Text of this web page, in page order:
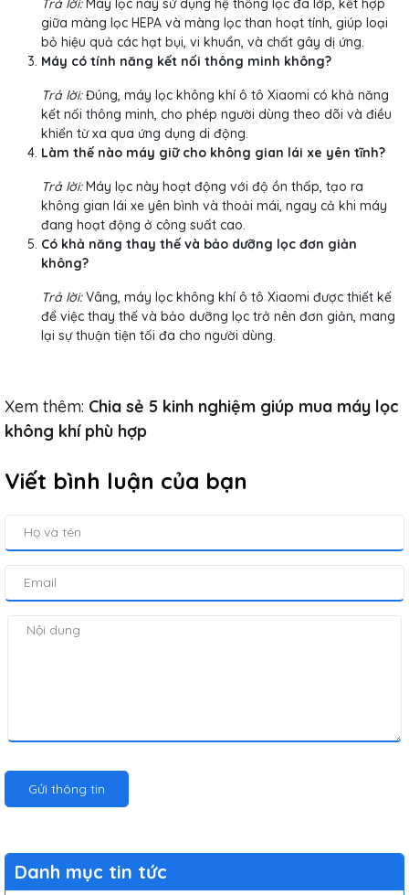
giữa màng lọc HEPA và màng lọc than hoạt tính, giúp loại
bỏ hiệu quả các hạt bụi, vi khuẩn, và chất gây dị ứng.
Máy có tính năng kết nối thông minh không?
Trả lời:Đúng, máy lọc không khí ô tô Xiaomi có khả năng
kết nối thông minh, cho phép người dùng theo dõi và điều
khiển từ xa qua ứng dụng di động.
Làm thế nào máy giữ cho không gian lái xe yên tĩnh?
Trả lời:Máy lọc này hoạt động với độ ồn thấp, tạo ra
không gian lái xe yên bình và thoải mái, ngay cả khi máy
đang hoạt động ở công suất cao.
Có khả năng thay thế và bảo dưỡng lọc đơn giản
không?
Trả lời:Vâng, máy lọc không khí ô tô Xiaomi được thiết kế
để việc thay thế và bảo dưỡng lọc trở nên đơn giản, mang
lại sự thuận tiện tối đa cho người dùng.
Xem thêm: Chia sẻ 5 kinh nghiệm giúp mua máy lọc
không khí phù hợp
Viết bình luận của bạn
Gửi thông tin
Danh mục tin tức